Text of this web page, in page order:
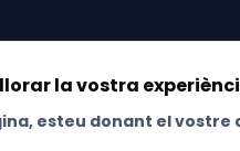
la vostra
esteu donant el